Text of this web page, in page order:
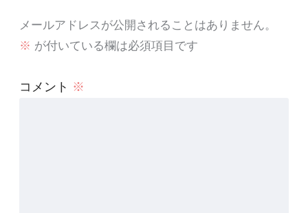
メールアドレスが公開されることはありません。
※ が付いている欄は必須項目です
コメント ※